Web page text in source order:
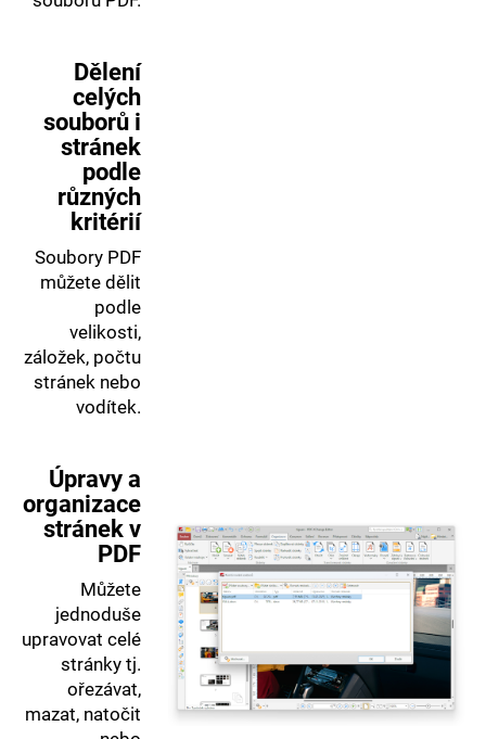
Dělení
celých
souborů i
stránek
podle
různých
kritérií
Soubory PDF
můžete dělit
podle
velikosti,
záložek, počtu
stránek nebo
vodítek.
Úpravy a
organizace
stránek v
PDF
Můžete
jednoduše
upravovat celé
stránky tj.
ořezávat,
mazat, natočit